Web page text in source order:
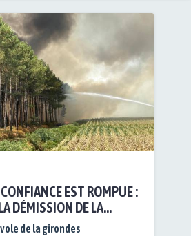
EST ROMPUE :
DÉMISSION DE LA
GIRONDE
de la girondes